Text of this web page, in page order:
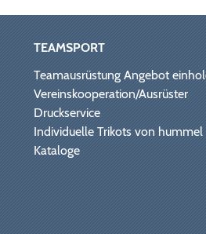
TEAMSPORT
Teamausrüstung Angebot
Vereinskooperation/Ausrüster
Druckservice
Individuelle Trikots von hummel
Kataloge